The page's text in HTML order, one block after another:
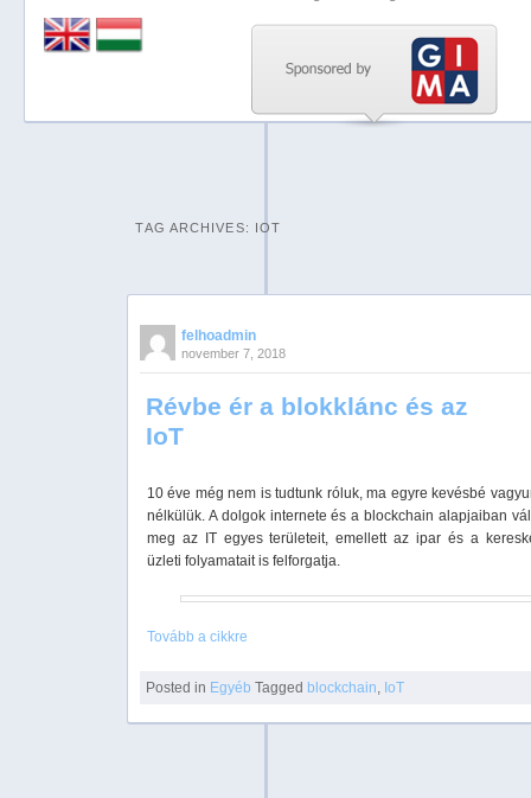
TAG ARCHIVES: IOT
felhoadmin
november 7, 2018
Révbe ér a blokklánc és az
IoT
10 éve még nem is tudtunk róluk, ma egyre kevésbé
nélkülük. A dolgok internete és a blockchain alapjaiban
meg az IT egyes területeit, emellett az ipar és a
üzleti folyamatait is felforgatja.
Tovább a cikkre
Posted in Egyéb Tagged blockchain, IoT